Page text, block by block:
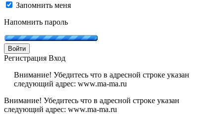
Запомнить меня
Напомнить пароль
Войти
Регистрация Вход
Внимание! Убедитесь что в адресной строке указан
следующий адрес: www.ma-ma.ru
Внимание! Убедитесь что в адресной строке указан
следующий адрес: www.ma-ma.ru